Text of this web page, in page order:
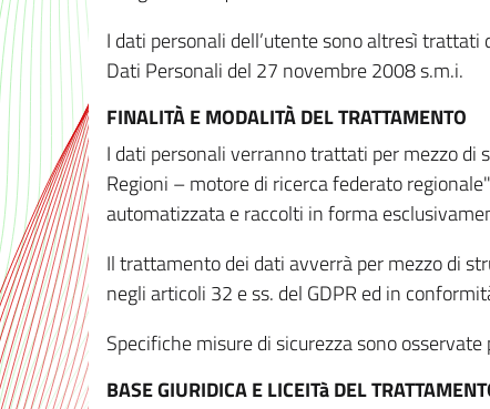
I dati personali dell’utente sono altresì
Dati Personali del 27 novembre 2008 s.m.i.
FINALITÀ E MODALITÀ DEL TRATTAMENTO
I dati personali verranno trattati per mezzo
Regioni – motore di ricerca federato
automatizzata e raccolti in forma
Il trattamento dei dati avverrà per mezzo di
negli articoli 32 e ss. del GDPR ed in
Specifiche misure di sicurezza sono
BASE GIURIDICA E LICEITà DEL